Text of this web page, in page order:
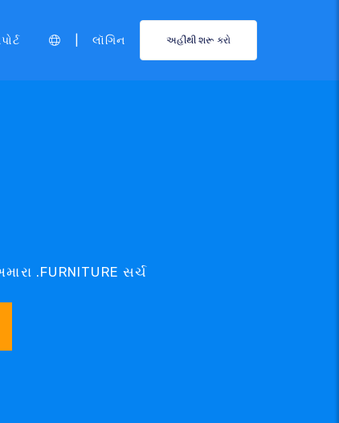
લૉગિન અહીંથી શરૂ કરો
.FURNITURE સર્ચ